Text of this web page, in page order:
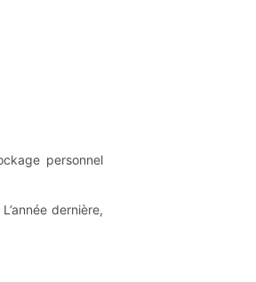
personnel
dernière,